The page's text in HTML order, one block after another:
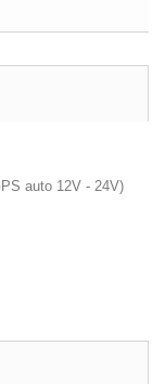
auto 12V - 24V)